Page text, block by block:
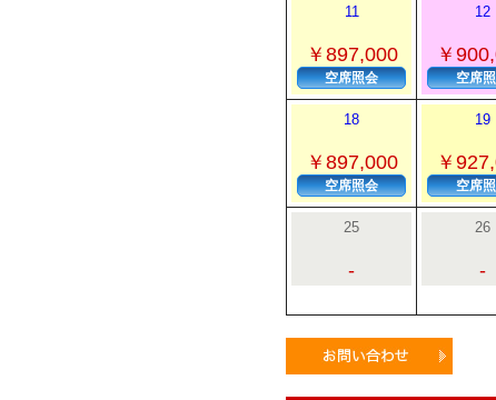
11
￥897,000
空席照会
12
￥
空席
18
￥897,000
空席照会
19
￥
空席
25
-
26
-